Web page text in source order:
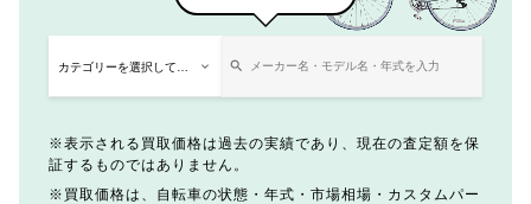
表示される買取価格は過去の実績であり、現在の査定額を保
証するものではありません。
買取価格は、自転車の状態・年式・市場相場・カスタムパー